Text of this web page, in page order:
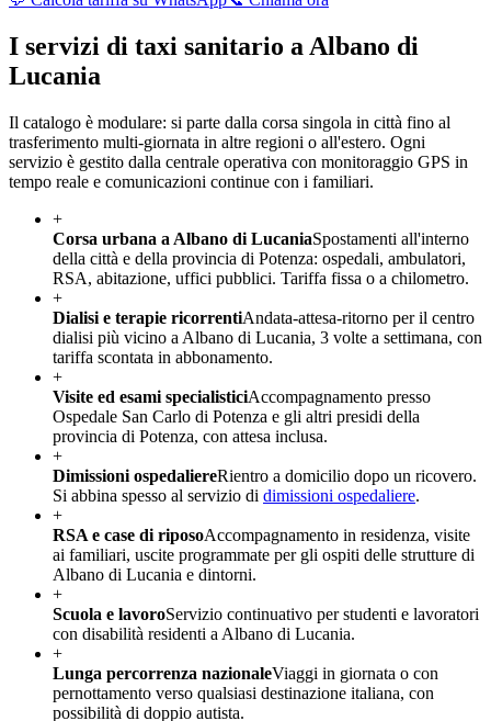
I servizi di taxi sanitario a Albano di
Lucania
Il catalogo è modulare: si parte dalla corsa singola in città fino al
trasferimento multi-giornata in altre regioni o all'estero. Ogni
servizio è gestito dalla centrale operativa con monitoraggio GPS in
tempo reale e comunicazioni continue con i familiari.
+
Corsa urbana a Albano di LucaniaSpostamenti all'interno
della città e della provincia di Potenza: ospedali, ambulatori,
RSA, abitazione, uffici pubblici. Tariffa fissa o a chilometro.
+
Dialisi e terapie ricorrentiAndata-attesa-ritorno per il centro
dialisi più vicino a Albano di Lucania, 3 volte a settimana, con
tariffa scontata in abbonamento.
+
Visite ed esami specialisticiAccompagnamento presso
Ospedale San Carlo di Potenza e gli altri presidi della
provincia di Potenza, con attesa inclusa.
+
Dimissioni ospedaliereRientro a domicilio dopo un ricovero.
Si abbina spesso al servizio di dimissioni ospedaliere.
+
RSA e case di riposoAccompagnamento in residenza, visite
ai familiari, uscite programmate per gli ospiti delle strutture di
Albano di Lucania e dintorni.
+
Scuola e lavoroServizio continuativo per studenti e lavoratori
con disabilità residenti a Albano di Lucania.
+
Lunga percorrenza nazionaleViaggi in giornata o con
pernottamento verso qualsiasi destinazione italiana, con
possibilità di doppio autista.